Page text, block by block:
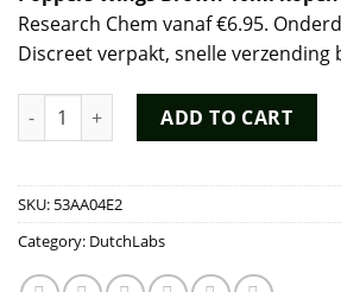
Research Chem vanaf €6.95.
Discreet verpakt, snelle verzending
Poppers Wings Brown 10ml - Dutch
ADD TO CART
SKU: 53AA04E2
Category: DutchLabs